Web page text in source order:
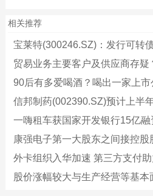
相关推荐
宝莱特(300246.SZ)：发行可转
贸易业务主要客户及供应商存疑
90后有多爱喝酒？喝出一家上市
信邦制药(002390.SZ)预计上半
一嗨租车获国家开发银行15亿
康强电子第一大股东之间接控股
外卡组织入华加速 第三方支付
股价涨幅较大与生产经营等基本